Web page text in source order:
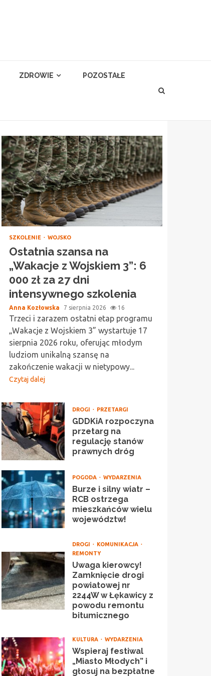
ZDROWIE POZOSTAŁE
SZKOLENIE WOJSKO
Ostatnia szansa na
„Wakacje z Wojskiem 3”: 6
000 zł za 27 dni
intensywnego szkolenia
Anna Kozłowska 7 sierpnia 2026 16
Trzeci i zarazem ostatni etap programu
„Wakacje z Wojskiem 3” wystartuje 17
sierpnia 2026 roku, oferując młodym
ludziom unikalną szansę na
zakończenie wakacji w nietypowy...
Czytaj dalej
DROGI PRZETARGI
GDDKiA rozpoczyna
przetarg na
regulację stanów
prawnych dróg
POGODA WYDARZENIA
Burze i silny wiatr –
RCB ostrzega
mieszkańców wielu
województw!
DROGI
KOMUNIKACJA
REMONTY
Uwaga kierowcy!
Zamknięcie drogi
powiatowej nr
2244W w Łękawicy z
powodu remontu
bitumicznego
KULTURA WYDARZENIA
Wspieraj festiwal
„Miasto Młodych” i
głosuj na bezpłatne